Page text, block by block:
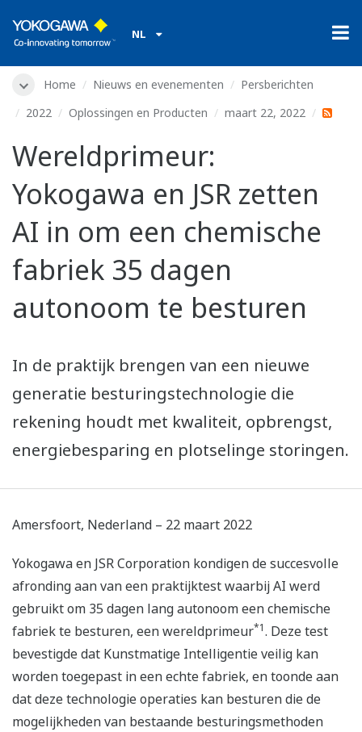
NL
Home Nieuws en evenementen
Persberichten
2022
Oplossingen en Producten maart 22, 2022
Wereldprimeur:
Yokogawa en JSR zetten
AI in om een chemische
fabriek 35 dagen
autonoom te besturen
In de praktijk brengen van een nieuwe
generatie besturingstechnologie die
rekening houdt met kwaliteit, opbrengst,
energiebesparing en plotselinge storingen.
Amersfoort, Nederland – 22 maart 2022
Yokogawa en JSR Corporation kondigen de succesvolle
afronding aan van een praktijktest waarbij AI werd
gebruikt om 35 dagen lang autonoom een chemische
fabriek te besturen, een wereldprimeur*1. Deze test
bevestigde dat Kunstmatige Intelligentie veilig kan
worden toegepast in een echte fabriek, en toonde aan
dat deze technologie operaties kan besturen die de
mogelijkheden van bestaande besturingsmethoden